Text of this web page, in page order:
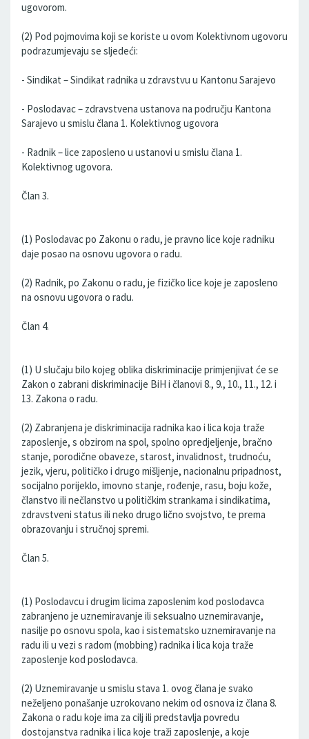
ugovorom.
(2) Pod pojmovima koji se koriste u ovom Kolektivnom ugovoru
podrazumjevaju se sljedeći:
- Sindikat – Sindikat radnika u zdravstvu u Kantonu Sarajevo
- Poslodavac – zdravstvena ustanova na području Kantona
Sarajevo u smislu člana 1. Kolektivnog ugovora
- Radnik – lice zaposleno u ustanovi u smislu člana 1.
Kolektivnog ugovora.
Član 3.
(1) Poslodavac po Zakonu o radu, je pravno lice koje radniku
daje posao na osnovu ugovora o radu.
(2) Radnik, po Zakonu o radu, je fizičko lice koje je zaposleno
na osnovu ugovora o radu.
Član 4.
(1) U slučaju bilo kojeg oblika diskriminacije primjenjivat će se
Zakon o zabrani diskriminacije BiH i članovi 8., 9., 10., 11., 12. i
13. Zakona o radu.
(2) Zabranjena je diskriminacija radnika kao i lica koja traže
zaposlenje, s obzirom na spol, spolno opredjeljenje, bračno
stanje, porodične obaveze, starost, invalidnost, trudnoću,
jezik, vjeru, političko i drugo mišljenje, nacionalnu pripadnost,
socijalno porijeklo, imovno stanje, rođenje, rasu, boju kože,
članstvo ili nečlanstvo u političkim strankama i sindikatima,
zdravstveni status ili neko drugo lično svojstvo, te prema
obrazovanju i stručnoj spremi.
Član 5.
(1) Poslodavcu i drugim licima zaposlenim kod poslodavca
zabranjeno je uznemiravanje ili seksualno uznemiravanje,
nasilje po osnovu spola, kao i sistematsko uznemiravanje na
radu ili u vezi s radom (mobbing) radnika i lica koja traže
zaposlenje kod poslodavca.
(2) Uznemiravanje u smislu stava 1. ovog člana je svako
neželjeno ponašanje uzrokovano nekim od osnova iz člana 8.
Zakona o radu koje ima za cilj ili predstavlja povredu
dostojanstva radnika i lica koje traži zaposlenje, a koje